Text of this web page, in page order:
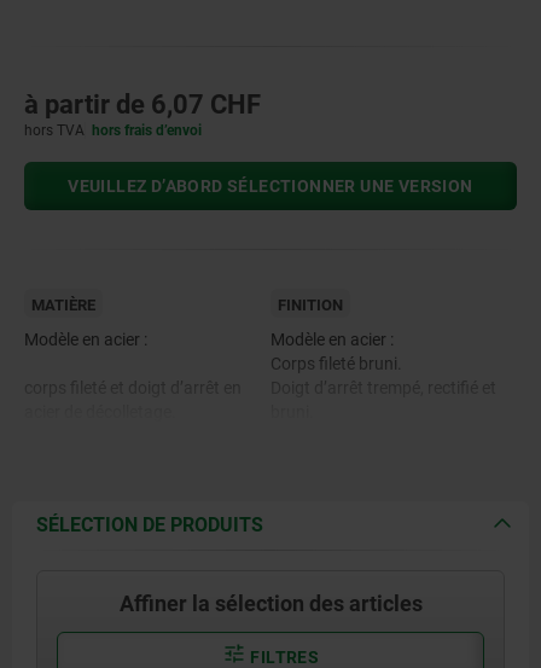
à partir de 6,07 CHF
hors TVA hors frais d’envoi
VEUILLEZ D’ABORD SÉLECTIONNER UNE VERSION
MATIÈRE
Modèle en acier :
Doigt d’arrêt trempé 1.4034.
Doigt d’arrêt non trempé 1.4305.
FINITION
Modèle en acier :
Corps fileté bruni.
Bouton de manœuvre gris foncé
RAL 7021.
SÉLECTION DE PRODUITS
Affiner la sélection des articles
FILTRES